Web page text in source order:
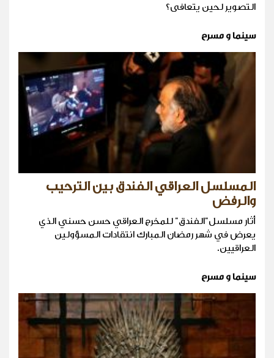
التصوير لحين يتعافى؟
سينما و مسرح
المسلسل العراقي الفندق بين الترحيب
والرفض
أثار مسلسل"الفندق" للمخرج العراقي حسن حسني الذي
يعرض في شهر رمضان المبارك انتقادات المسؤولين
العراقيين.
سينما و مسرح